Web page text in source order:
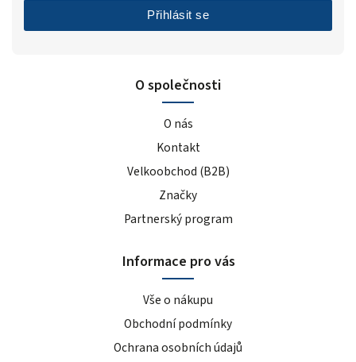
O společnosti
O nás
Kontakt
Velkoobchod (B2B)
Značky
Partnerský program
Informace pro vás
Vše o nákupu
Obchodní podmínky
Ochrana osobních údajů
Přihlásit se